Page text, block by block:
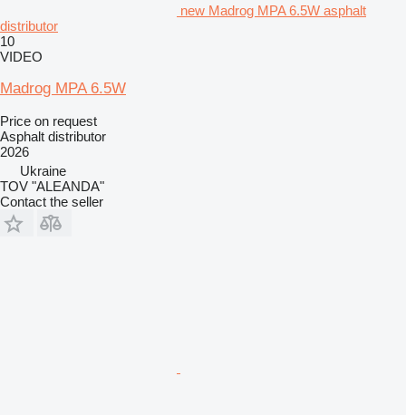
new Madrog MPA 6.5W asphalt
distributor
10
VIDEO
Madrog MPA 6.5W
Price on request
Asphalt distributor
2026
Ukraine
TOV "ALEANDA"
Contact the seller